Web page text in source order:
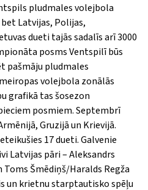
pludmales volejbola
Latvijas, Polijas,
dueti tajās sadalīs arī 3000
posms Ventspilī būs
pašmāju pludmales
volejbola zonālās
grafikā tas šosezon
posmiem. Septembrī
Gruzijā un Krievijā.
17 dueti. Galvenie
Latvijas pāri – Aleksandrs
Šmēdiņš/Haralds Regža
un krietnu starptautisko spēļu